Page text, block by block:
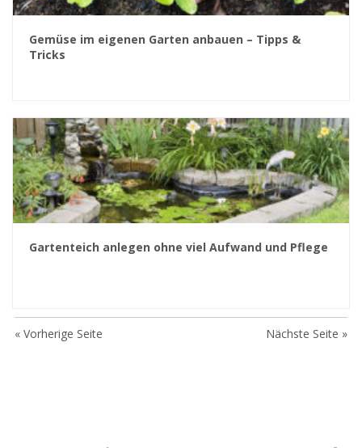
Gemüse im eigenen Garten anbauen – Tipps &
Tricks
Gartenteich anlegen ohne viel Aufwand und Pflege
« Vorherige Seite Nächste Seite »